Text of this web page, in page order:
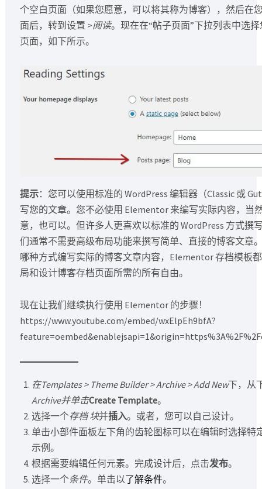
个空白页面（如果您愿意，可以将其称为博客），然后在
面后，转到设置 >阅读。现在在“帖子页面”下拉列表中选
页面，如下所示。
提示：您可以使用标准的 WordPress 编辑器（Classic 或
写您的文章。您不必使用 Elementor 来编写实际内容，当
意，也可以。但许多人更喜欢以标准的 WordPress 方式撰
们通常不需要高级布局功能来撰写简单、直接的博客文章
哪种方式编写实际的博客文章内容，Elementor 存档模板
局和设计博客存档页面所需的所有自由。
现在让我们继续执行使用 Elementor 的步骤！
https://www.youtube.com/embed/wxElpEh9bfA?
在Templates > Theme Builder > Archive > Add New下，从
Archive并单击Create Template。
选择一个存档 块并插入。或者，您可以自己设计。
单击小部件面板左下角的齿轮图标可以在编辑时选择特
示例。
根据需要编辑任何元素。完成设计后，点击发布。
选择一个条件。单击以了解条件。